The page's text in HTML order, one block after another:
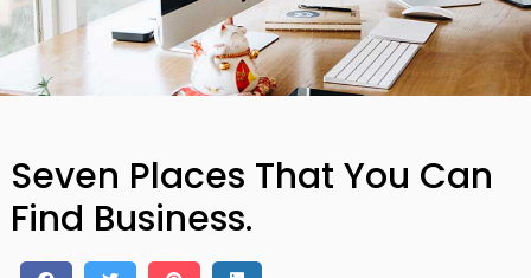
Seven Places That You Can
Find Business.